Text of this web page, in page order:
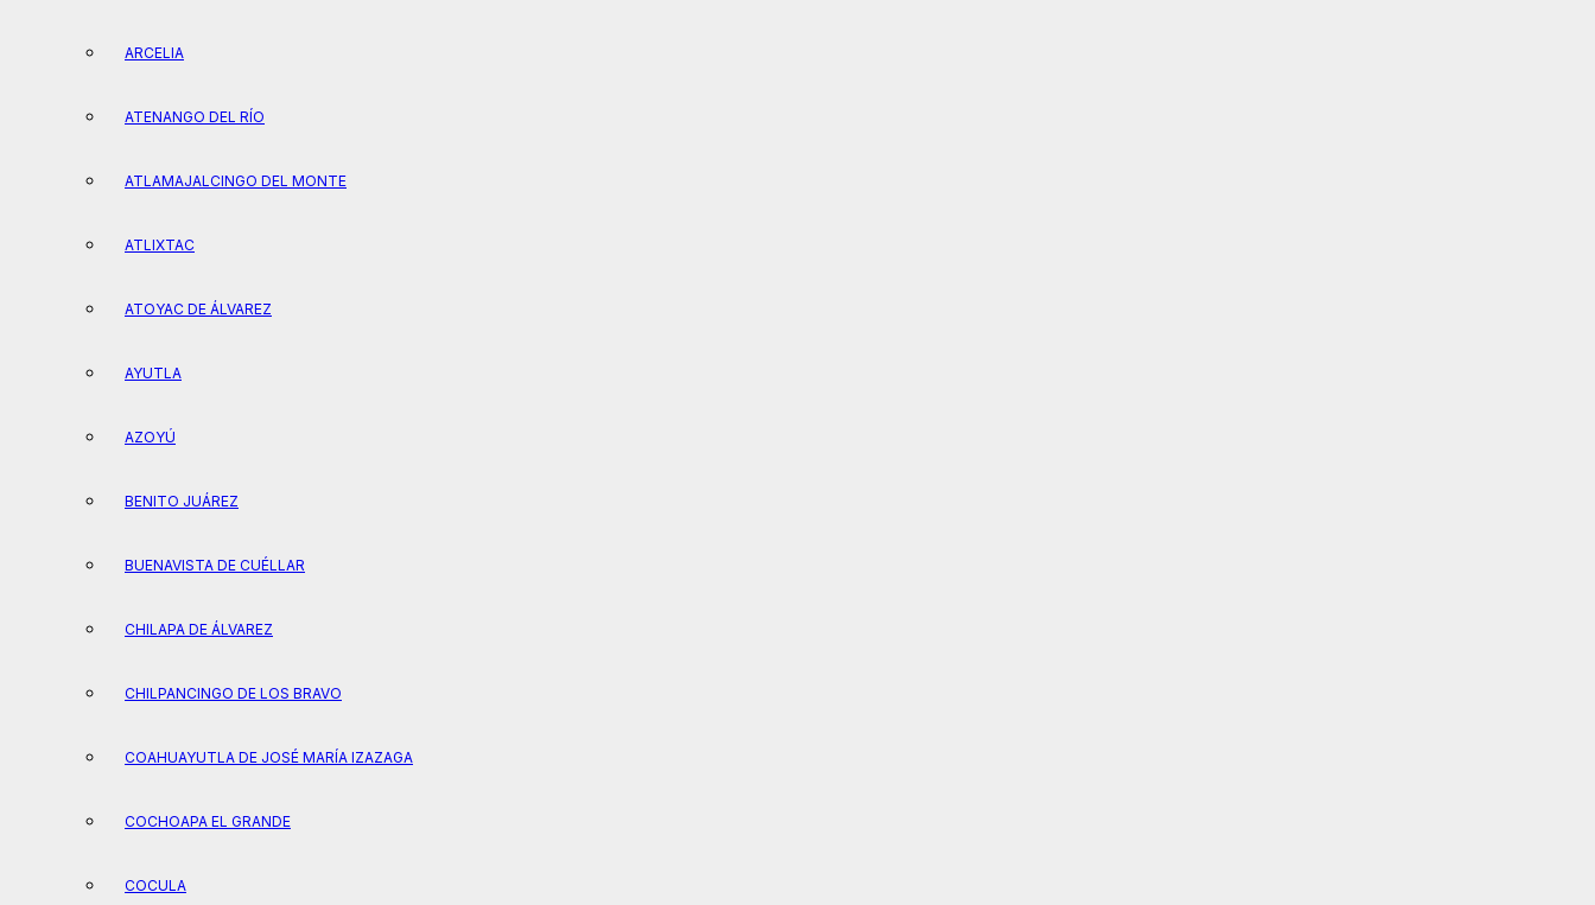
ARCELIA
ATENANGO DEL RÍO
ATLAMAJALCINGO DEL MONTE
ATLIXTAC
ATOYAC DE ÁLVAREZ
AYUTLA
AZOYÚ
BENITO JUÁREZ
BUENAVISTA DE CUÉLLAR
CHILAPA DE ÁLVAREZ
CHILPANCINGO DE LOS BRAVO
COAHUAYUTLA DE JOSÉ MARÍA IZAZAGA
COCHOAPA EL GRANDE
COCULA